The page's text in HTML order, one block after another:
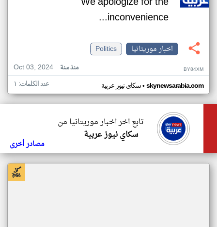
inconvenience...
اخبار موريتانيا
Politics
Oct 03, 2024
منذ سنة BY84XM
سكاي نيوز عربية• skynewsarabia.com عدد الكلمات: ١
تابع اخر اخبار موريتانيا من
سكاي نيوز عربية
مصادر أخرى